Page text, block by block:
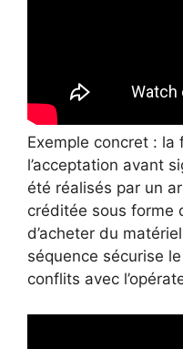
Exemple concret :
l’acceptation avant
été réalisés par un
créditée sous forme
d’acheter du
séquence sécurise
conflits avec